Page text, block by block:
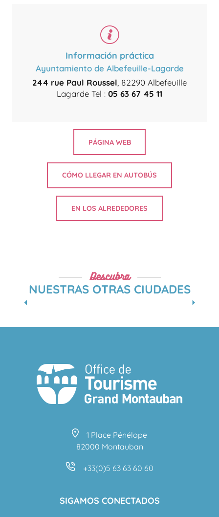
Información práctica
Ayuntamiento de Albefeuille-Lagarde
244 rue Paul Roussel, 82290 Albefeuille
Lagarde Tel : 05 63 67 45 11
PÁGINA WEB
CÓMO LLEGAR EN AUTOBÚS
EN LOS ALREDEDORES
Descubra
NUESTRAS OTRAS CIUDADES
1 Place Pénélope
82000 Montauban
+33(0)5 63 63 60 60
SIGAMOS CONECTADOS